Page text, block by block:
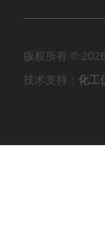
版权所有 ©
技术支持： 化工